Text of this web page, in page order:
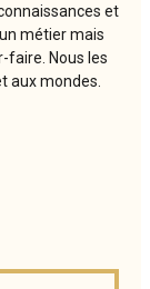
et
métier mais
faire. Nous les
aux mondes.